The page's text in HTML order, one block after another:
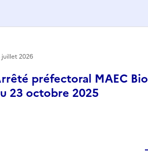
préfectoral MAEC Bio
23 octobre 2025
juillet 2026